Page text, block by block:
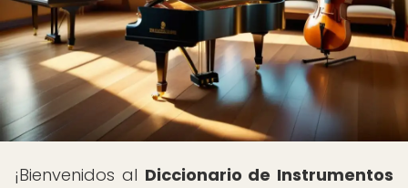
¡Bienvenidos al Diccionario de Instrumentos